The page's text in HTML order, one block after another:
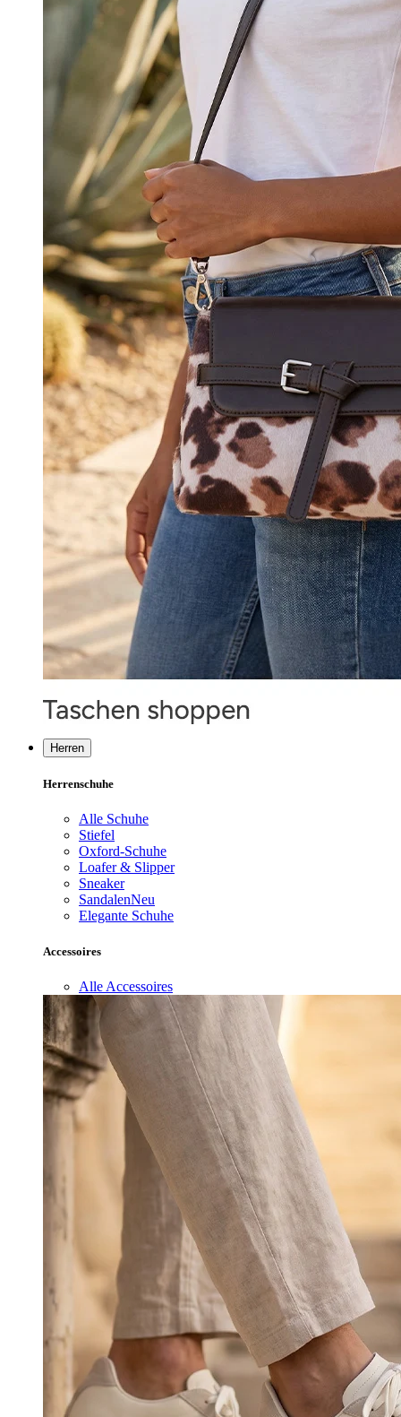
Herren
Herrenschuhe
Alle Schuhe
Stiefel
Oxford-Schuhe
Loafer & Slipper
Sneaker
SandalenNeu
Elegante Schuhe
Accessoires
Alle Accessoires